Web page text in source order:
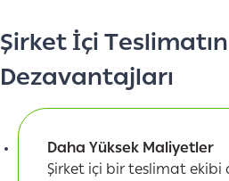
Şirket İçi Teslimatın
Dezavantajları
Daha Yüksek Maliyetler
Şirket içi bir teslimat ekibi